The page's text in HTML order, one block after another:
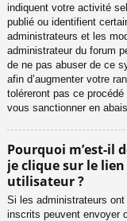
indiquent votre activité
publié ou identifient
administrateurs et les
administrateur du forum
de ne pas abuser de ce
afin d’augmenter votre
toléreront pas ce
vous sanctionner en
Pourquoi m’est-il
je clique sur le
utilisateur ?
Si les administrateurs
inscrits peuvent envoyer